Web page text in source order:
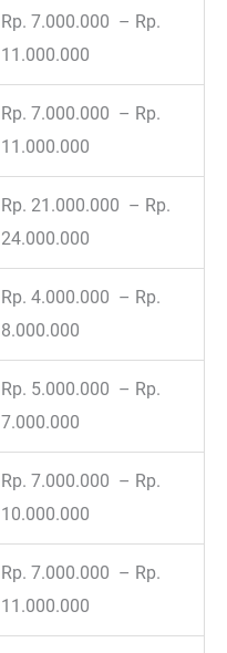
Rp. 7.000.000 – Rp.
11.000.000
Rp. 7.000.000 – Rp.
11.000.000
Rp. 21.000.000 – Rp.
24.000.000
Rp. 4.000.000 – Rp.
8.000.000
Rp. 5.000.000 – Rp.
7.000.000
Rp. 7.000.000 – Rp.
10.000.000
Rp. 7.000.000 – Rp.
11.000.000